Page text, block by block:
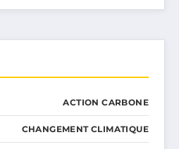
ACTION CARBONE
CHANGEMENT CLIMATIQUE